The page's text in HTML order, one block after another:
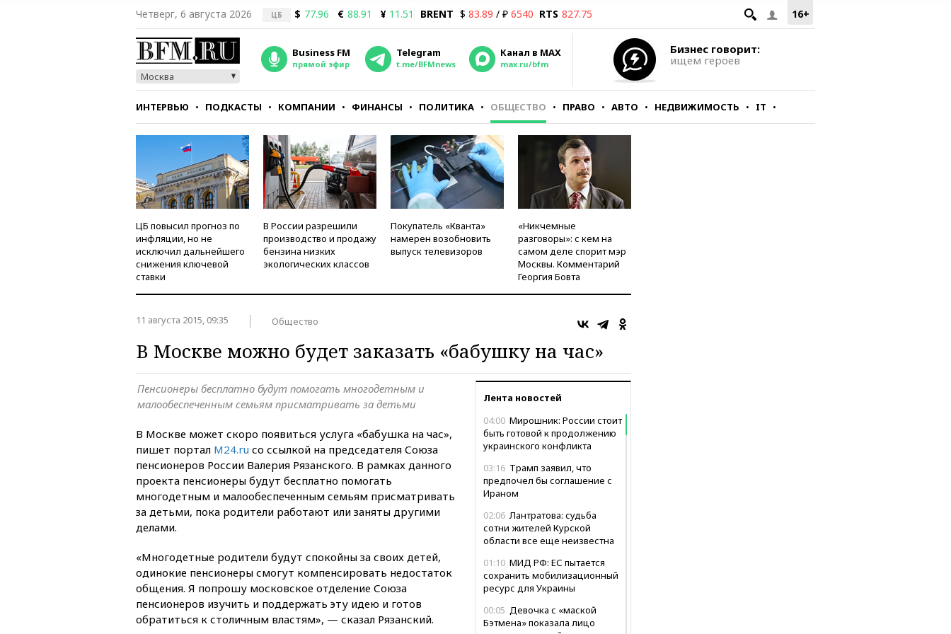
16+
Четверг, 6 августа 2026 ЦБ $ 77.96 € 88.91 ¥ 11.51 BRENT $ 83.89 / ₽ 6540 RTS 827.75
Москва
Business FM
прямой эфир
Telegram
t.me/BFMnews
Канал в MAX
max.ru/bfm
Бизнес говорит:
ищем героев
ИНТЕРВЬЮ ПОДКАСТЫ КОМПАНИИ ФИНАНСЫ ПОЛИТИКА ОБЩЕСТВО ПРАВО АВТО НЕДВИЖИМОСТЬ IT
СТИЛЬ ТЕСТЫ
ЦБ повысил прогноз по
инфляции, но не
исключил дальнейшего
снижения ключевой
ставки
В России разрешили
производство и продажу
бензина низких
экологических классов
Покупатель «Кванта»
намерен возобновить
выпуск телевизоров
«Никчемные
разговоры»: с кем на
самом деле спорит мэр
Москвы. Комментарий
Георгия Бовта
11 августа 2015, 09:35 Общество
В Москве можно будет заказать «бабушку на час»
Лента новостей
04:00 Мирошник: России стоит
быть готовой к продолжению
украинского конфликта
03:16 Трамп заявил, что
предпочел бы соглашение с
Ираном
02:06 Лантратова: судьба
сотни жителей Курской
области все еще неизвестна
01:10 МИД РФ: ЕС пытается
сохранить мобилизационный
ресурс для Украины
00:05 Девочка с «маской
Бэтмена» показала лицо
Пенсионеры бесплатно будут помогать многодетным и
малообеспеченным семьям присматривать за детьми
В Москве может скоро появиться услуга «бабушка на час»,
пишет портал M24.ru со ссылкой на председателя Союза
пенсионеров России Валерия Рязанского. В рамках данного
проекта пенсионеры будут бесплатно помогать
многодетным и малообеспеченным семьям присматривать
за детьми, пока родители работают или заняты другими
делами.
«Многодетные родители будут спокойны за своих детей,
одинокие пенсионеры смогут компенсировать недостаток
общения. Я попрошу московское отделение Союза
пенсионеров изучить и поддержать эту идею и готов
обратиться к столичным властям», — сказал Рязанский.